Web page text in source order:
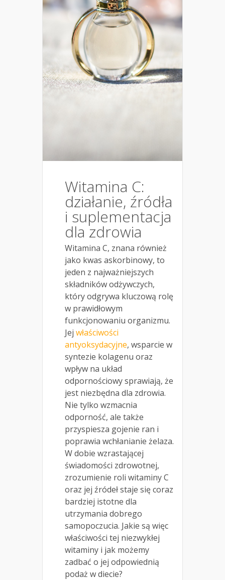
Witamina C:
działanie, źródła
i suplementacja
dla zdrowia
Witamina C, znana również
jako kwas askorbinowy, to
jeden z najważniejszych
składników odżywczych,
który odgrywa kluczową rolę
w prawidłowym
funkcjonowaniu organizmu.
Jej właściwości
antyoksydacyjne, wsparcie w
syntezie kolagenu oraz
wpływ na układ
odpornościowy sprawiają, że
jest niezbędna dla zdrowia.
Nie tylko wzmacnia
odporność, ale także
przyspiesza gojenie ran i
poprawia wchłanianie żelaza.
W dobie wzrastającej
świadomości zdrowotnej,
zrozumienie roli witaminy C
oraz jej źródeł staje się coraz
bardziej istotne dla
utrzymania dobrego
samopoczucia. Jakie są więc
właściwości tej niezwykłej
witaminy i jak możemy
zadbać o jej odpowiednią
podaż w diecie?